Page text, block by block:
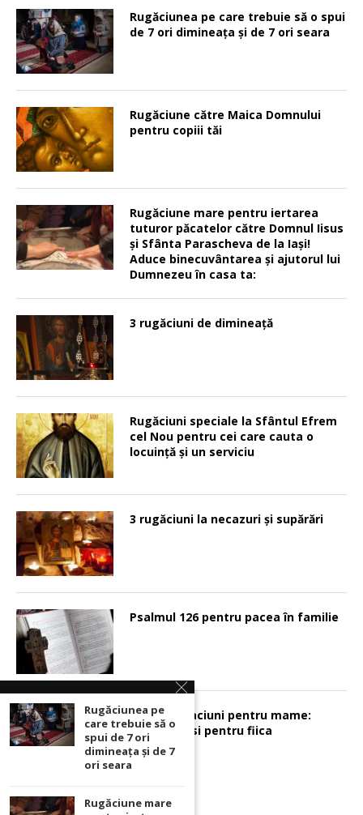
Rugăciunea pe care trebuie să o spui
de 7 ori dimineața și de 7 ori seara
Rugăciune către Maica Domnului
pentru copiii tăi
Rugăciune mare pentru iertarea
tuturor păcatelor către Domnul Iisus
şi Sfânta Parascheva de la Iaşi!
Aduce binecuvântarea şi ajutorul lui
Dumnezeu în casa ta:
3 rugăciuni de dimineață
Rugăciuni speciale la Sfântul Efrem
cel Nou pentru cei care cauta o
locuinţă şi un serviciu
3 rugăciuni la necazuri și supărări
Psalmul 126 pentru pacea în familie
Sunt 2 rugaciuni pentru mame:
pentru fiu si pentru fiica
Rugăciunea pe
care trebuie să o
spui de 7 ori
dimineața și de 7
ori seara
Rugăciune mare